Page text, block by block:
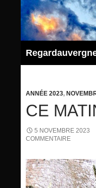
contenu
ANNÉE 2023,
CE
5 NOVEMBRE 2023
COMMENTAIRE